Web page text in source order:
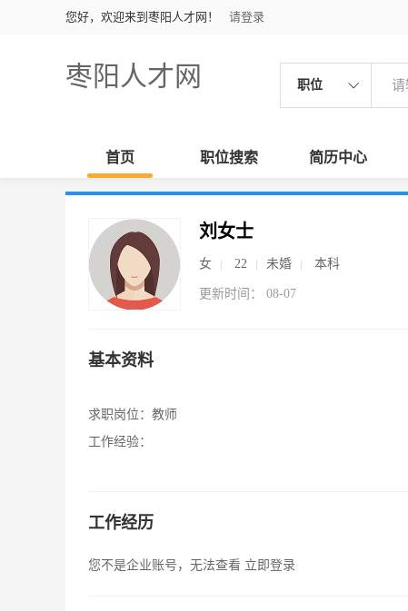
您好，欢迎来到枣阳人才网！ 请登录
枣阳人才网 职位
首页 职位搜索 简历中心
刘女士
女 22 未婚 本科
更新时间： 08-07
基本资料
求职岗位： 教师
工作经验：
工作经历
您不是企业账号，无法查看 立即登录